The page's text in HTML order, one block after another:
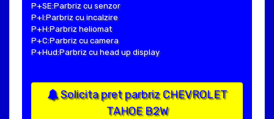
P+SE:Parbriz cu senzor
P+I:Parbriz cu incalzire
P+H:Parbriz heliomat
P+C:Parbriz cu camera
P+Hud:Parbriz cu head up display
Solicita pret parbriz CHEVROLET
TAHOE B2W